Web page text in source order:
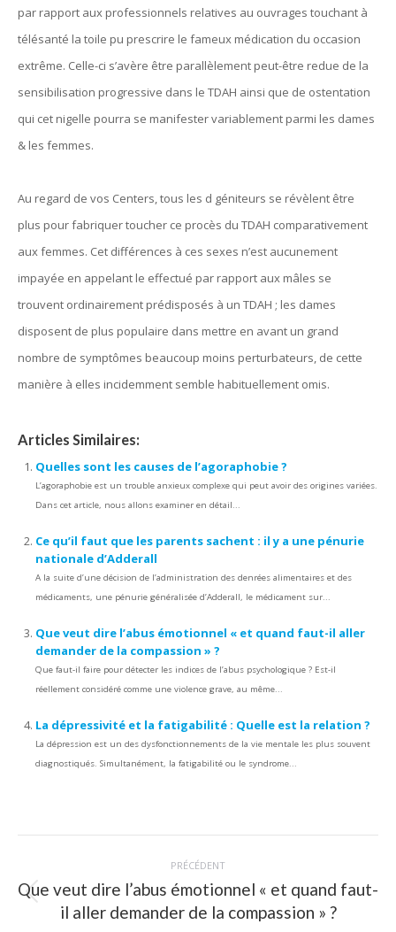
par rapport aux professionnels relatives au ouvrages touchant à
télésanté la toile pu prescrire le fameux médication du occasion
extrême. Celle-ci s’avère être parallèlement peut-être redue de la
sensibilisation progressive dans le TDAH ainsi que de ostentation
qui cet nigelle pourra se manifester variablement parmi les dames
& les femmes.
Au regard de vos Centers, tous les d géniteurs se révèlent être
plus pour fabriquer toucher ce procès du TDAH comparativement
aux femmes. Cet différences à ces sexes n’est aucunement
impayée en appelant le effectué par rapport aux mâles se
trouvent ordinairement prédisposés à un TDAH ; les dames
disposent de plus populaire dans mettre en avant un grand
nombre de symptômes beaucoup moins perturbateurs, de cette
manière à elles incidemment semble habituellement omis.
Articles Similaires:
Quelles sont les causes de l’agoraphobie ?
L’agoraphobie est un trouble anxieux complexe qui peut avoir des origines variées.
Dans cet article, nous allons examiner en détail...
Ce qu’il faut que les parents sachent : il y a une pénurie
nationale d’Adderall
A la suite d’une décision de l’administration des denrées alimentaires et des
médicaments, une pénurie généralisée d’Adderall, le médicament sur...
Que veut dire l’abus émotionnel « et quand faut-il aller
demander de la compassion » ?
Que faut-il faire pour détecter les indices de l’abus psychologique ? Est-il
réellement considéré comme une violence grave, au même...
La dépressivité et la fatigabilité : Quelle est la relation ?
La dépression est un des dysfonctionnements de la vie mentale les plus souvent
diagnostiqués. Simultanément, la fatigabilité ou le syndrome...
PRÉCÉDENT
Article
précédent
Que veut dire l’abus émotionnel « et quand faut-
il aller demander de la compassion » ?